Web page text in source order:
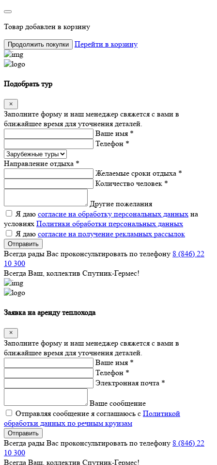
Товар добавлен в корзину
Продолжить покупки Перейти в корзину
Подобрать тур
Заполните форму и наш менеджер свяжется с вами в
ближайшее время для уточнения деталей.
Ваше имя *
Телефон *
Направление отдыха *
Желаемые сроки отдыха *
Количество человек *
Другие пожелания
Я даю согласие на обработку персональных данных на
условиях Политики обработки персональных данных
Я даю согласие на получение рекламных рассылок
Отправить
Всегда рады Вас проконсультировать по телефону 8 (846) 22
10 300
Всегда Ваш, коллектив Спутник-Гермес!
Заявка на аренду теплохода
Заполните форму и наш менеджер свяжется с вами в
ближайшее время для уточнения деталей.
Ваше имя *
Телефон *
Электронная почта *
Ваше сообщение
Отправляя сообщение я соглашаюсь с Политикой
обработки данных по речным круизам
Отправить
Всегда рады Вас проконсультировать по телефону 8 (846) 22
10 300
Всегда Ваш, коллектив Спутник-Гермес!